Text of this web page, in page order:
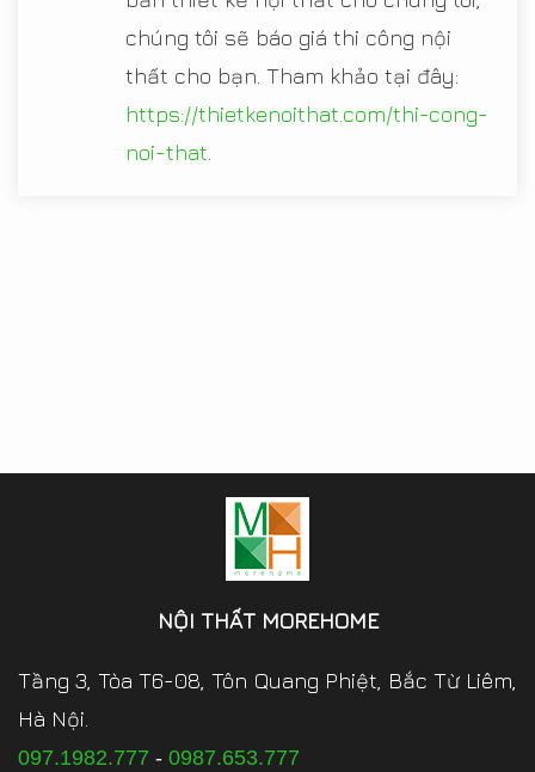
chúng tôi sẽ báo giá thi công nội
thất cho bạn. Tham khảo tại đây:
https://thietkenoithat.com/thi-cong-
noi-that.
NỘI THẤT MOREHOME
Tầng 3, Tòa T6-08, Tôn Quang Phiệt, Bắc Từ Liêm,
Hà Nội.
097.1982.777 - 0987.653.777